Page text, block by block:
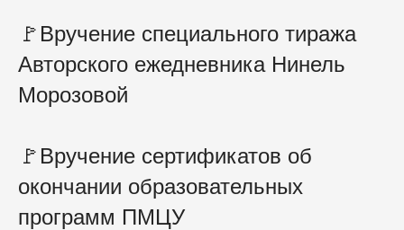
🚩Вручение специального тиража
Авторского ежедневника Нинель
Морозовой
🚩Вручение сертификатов об
окончании образовательных
программ ПМЦУ